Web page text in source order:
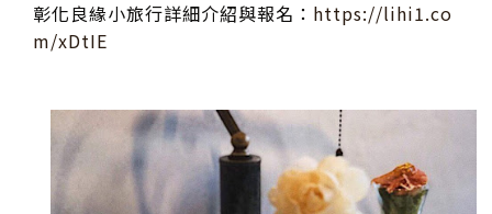
彰化良緣小旅行詳細介紹與報名： https://lihi1.co
m/xDtIE